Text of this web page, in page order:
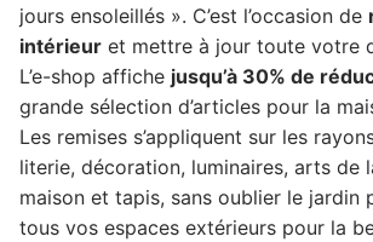
jours ensoleillés ». C’est l’occasion de
intérieur et mettre à jour toute votre
L’e-shop affiche jusqu’à 30% de
grande sélection d’articles pour la
Les remises s’appliquent sur les
literie, décoration, luminaires, arts de
maison et tapis, sans oublier le jardin
tous vos espaces extérieurs pour la